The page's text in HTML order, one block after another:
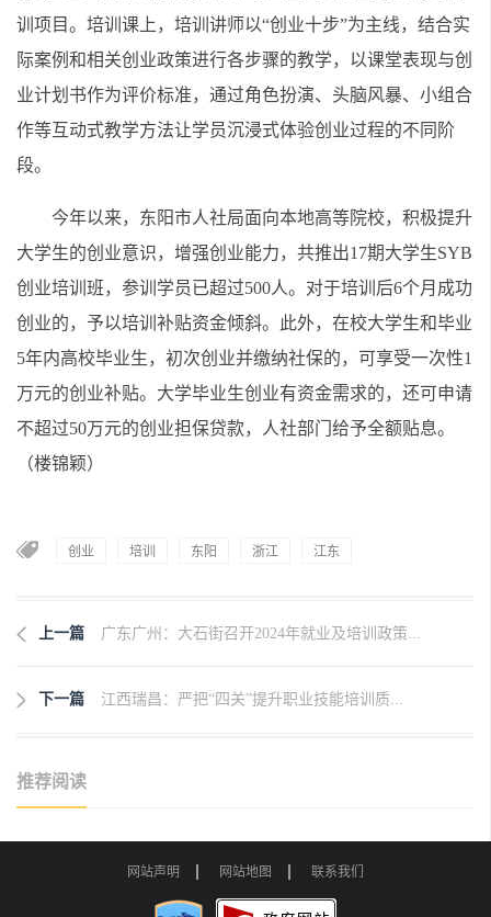
训项目。培训课上，培训讲师以“创业十步”为主线，结合实
际案例和相关创业政策进行各步骤的教学，以课堂表现与创
业计划书作为评价标准，通过角色扮演、头脑风暴、小组合
作等互动式教学方法让学员沉浸式体验创业过程的不同阶
段。
今年以来，东阳市人社局面向本地高等院校，积极提升
大学生的创业意识，增强创业能力，共推出17期大学生SYB
创业培训班，参训学员已超过500人。对于培训后6个月成功
创业的，予以培训补贴资金倾斜。此外，在校大学生和毕业
5年内高校毕业生，初次创业并缴纳社保的，可享受一次性1
万元的创业补贴。大学毕业生创业有资金需求的，还可申请
不超过50万元的创业担保贷款，人社部门给予全额贴息。
（楼锦颖）
创业 培训 东阳 浙江 江东
上一篇 广东广州：大石街召开2024年就业及培训政策...
下一篇 江西瑞昌：严把“四关”提升职业技能培训质...
推荐阅读
网站声明 网站地图 联系我们